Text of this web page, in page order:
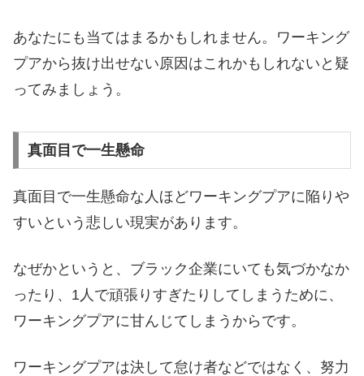
あなたにも当てはまるかもしれません。ワーキング
プアから抜け出せない原因はこれかもしれないと疑
ってみましょう。
真面目で一生懸命
真面目で一生懸命な人ほどワーキングプアに陥りや
すいという悲しい現実があります。
なぜかというと、ブラック企業にいても気づかなか
ったり、1人で頑張りすぎたりしてしまうために、
ワーキングプアに甘んじてしまうからです。
ワーキングプアは決して怠け者などではなく、努力